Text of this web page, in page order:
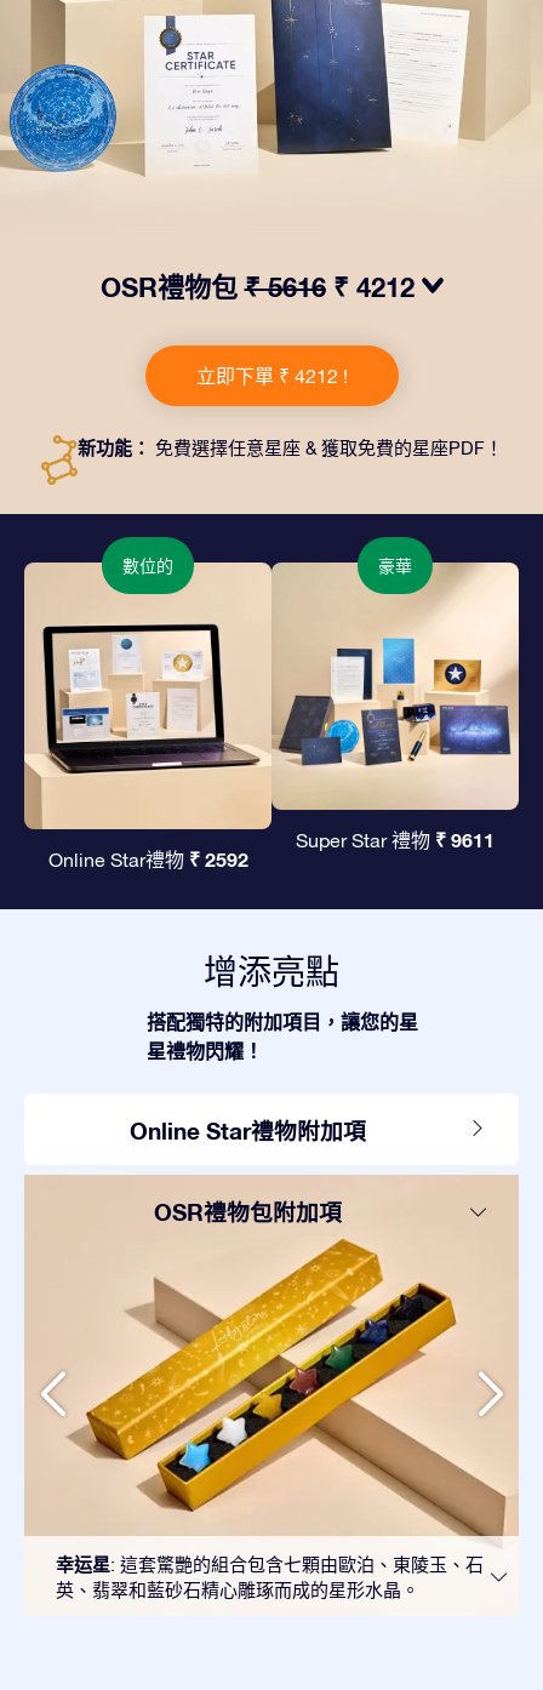
OSR禮物包₹ 5616 ₹ 4212
一個精美的信封、寄往您的收貨地址的個性化文檔、電子
文件以及免費應用程序。這是一種向親友贈送永恒禮物的
神奇方式。
立即下單 ₹ 4212 !
新功能： 免費選擇任意星座 & 獲取免費的星座PDF！
數位的
Online Star禮物 ₹ 2592
豪華
Super Star 禮物 ₹ 9611
增添亮點
搭配獨特的附加項目，讓您的星
星禮物閃耀！
Online Star禮物附加項
OSR禮物包附加項
幸运星: 這套驚艷的組合包含七顆由歐泊、東陵玉、石
英、翡翠和藍砂石精心雕琢而成的星形水晶。